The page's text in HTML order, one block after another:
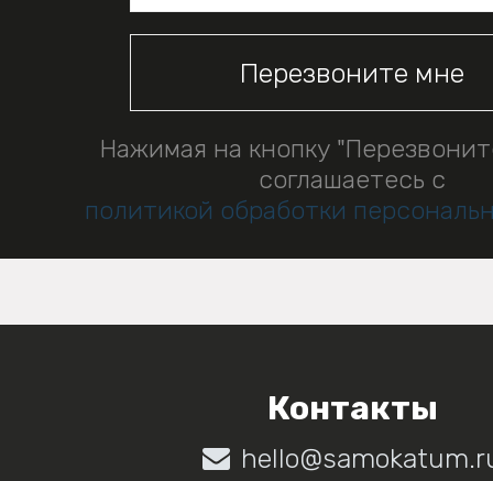
Нажимая на кнопку
соглашаетесь с
политикой обработки
Контакты